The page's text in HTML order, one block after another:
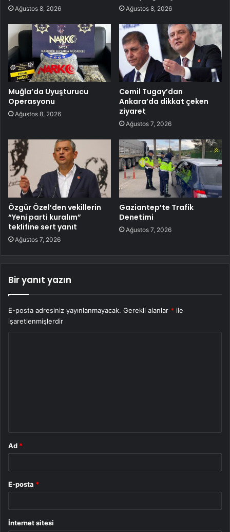
Ağustos 8, 2026 Ağustos 8, 2026
Muğla’da Uyuşturucu
Operasyonu
Ağustos 8, 2026
Cemil Tugay’dan
Ankara’da dikkat çeken
ziyaret
Ağustos 7, 2026
Özgür Özel’den vekillerin
“Yeni parti kuralım”
teklifine sert yanıt
Ağustos 7, 2026
Gaziantep’te Trafik
Denetimi
Ağustos 7, 2026
Bir yanıt yazın
E-posta adresiniz yayınlanmayacak. Gerekli alanlar * ile
işaretlenmişlerdir
Ad *
E-posta *
İnternet sitesi